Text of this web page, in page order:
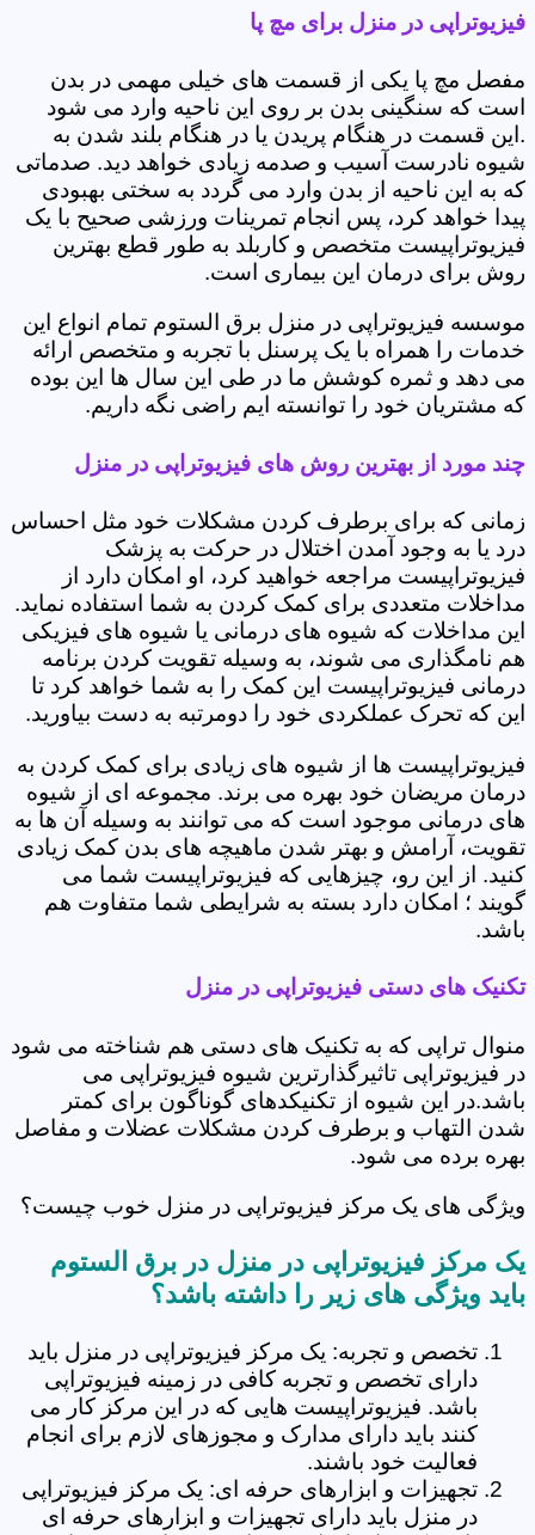
فیزیوتراپی در منزل برای مچ پا
مفصل مچ پا یکی از قسمت های خیلی مهمی در بدن
است که سنگینی بدن بر روی این ناحیه وارد می شود
.این قسمت در هنگام پریدن یا در هنگام بلند شدن به
شیوه نادرست آسیب و صدمه زیادی خواهد دید. صدماتی
که به این ناحیه از بدن وارد می گردد به سختی بهبودی
پیدا خواهد کرد، پس انجام تمرینات ورزشی صحیح با یک
فیزیوتراپیست متخصص و کاربلد به طور قطع بهترین
روش برای درمان این بیماری است.
موسسه فیزیوتراپی در منزل برق الستوم تمام انواع این
خدمات را همراه با یک پرسنل با تجربه و متخصص ارائه
می دهد و ثمره کوشش ما در طی این سال ها این بوده
که مشتریان خود را توانسته ایم راضی نگه داریم.
چند مورد از بهترین روش های فیزیوتراپی در منزل
زمانی که برای برطرف کردن مشکلات خود مثل احساس
درد یا به وجود آمدن اختلال در حرکت به پزشک
فیزیوتراپیست مراجعه خواهید کرد، او امکان دارد از
مداخلات متعددی برای کمک کردن به شما استفاده نماید.
این مداخلات که شیوه های درمانی یا شیوه های فیزیکی
هم نامگذاری می شوند، به وسیله تقویت کردن برنامه
درمانی فیزیوتراپیست این کمک را به شما خواهد کرد تا
این که تحرک عملکردی خود را دومرتبه به دست بیاورید.
فیزیوتراپیست ها از شیوه های زیادی برای کمک کردن به
درمان مریضان خود بهره می برند. مجموعه ای از شیوه
های درمانی موجود است که می توانند به وسیله آن ها به
تقویت، آرامش و بهتر شدن ماهیچه های بدن کمک زیادی
کنید. از این رو، چیزهایی که فیزیوتراپیست شما می
گویند ؛ امکان دارد بسته به شرایطی شما متفاوت هم
باشد.
تکنیک های دستی فیزیوتراپی در منزل
منوال تراپی که به تکنیک های دستی هم شناخته می شود
در فیزیوتراپی تاثیرگذارترین شیوه فیزیوتراپی می
باشد.در این شیوه از تکنیکدهای گوناگون برای کمتر
شدن التهاب و برطرف کردن مشکلات عضلات و مفاصل
بهره برده می شود.
ویژگی های یک مرکز فیزیوتراپی در منزل خوب چیست؟
یک مرکز فیزیوتراپی در منزل در برق الستوم
باید ویژگی های زیر را داشته باشد؟
تخصص و تجربه: یک مرکز فیزیوتراپی در منزل باید
دارای تخصص و تجربه کافی در زمینه فیزیوتراپی
باشد. فیزیوتراپیست هایی که در این مرکز کار می
کنند باید دارای مدارک و مجوزهای لازم برای انجام
فعالیت خود باشند.
تجهیزات و ابزارهای حرفه ای: یک مرکز فیزیوتراپی
در منزل باید دارای تجهیزات و ابزارهای حرفه ای